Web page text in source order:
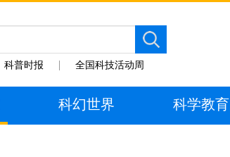
科普时报 全国科技活动周
科幻世界 科学教育